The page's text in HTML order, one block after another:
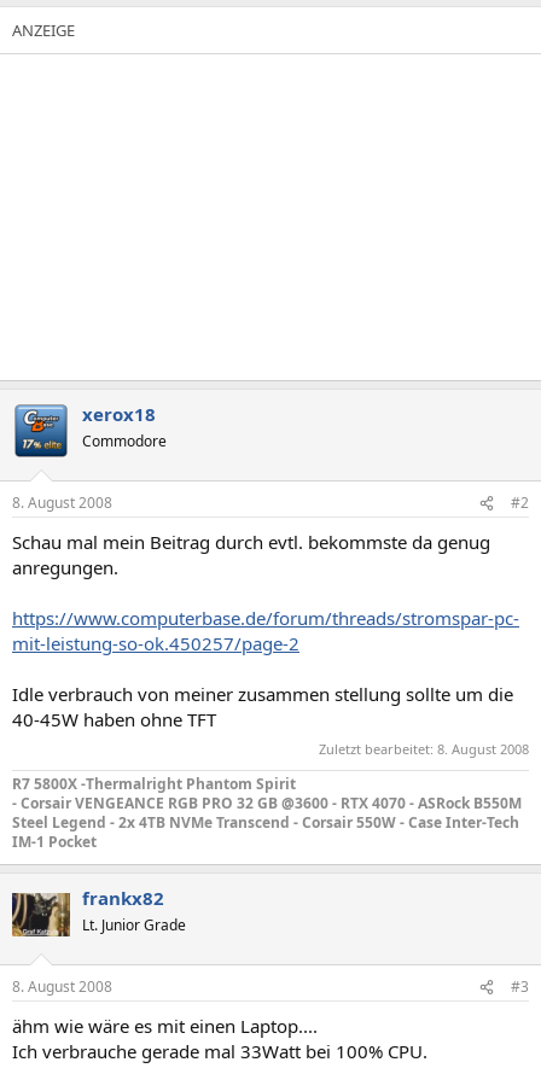
xerox18
Commodore
8. August 2008 #2
Schau mal mein Beitrag durch evtl. bekommste da genug
anregungen.
https://www.computerbase.de/forum/threads/stromspar-pc-
mit-leistung-so-ok.450257/page-2
Idle verbrauch von meiner zusammen stellung sollte um die
40-45W haben ohne TFT
Zuletzt bearbeitet: 8. August 2008
R7 5800X -Thermalright Phantom Spirit
- Corsair VENGEANCE RGB PRO 32 GB @3600 - RTX 4070 - ASRock B550M
Steel Legend - 2x 4TB NVMe Transcend - Corsair 550W - CaseInter-Tech
IM-1 Pocket
frankx82
Lt. Junior Grade
8. August 2008 #3
ähm wie wäre es mit einen Laptop....
Ich verbrauche gerade mal 33Watt bei 100% CPU.